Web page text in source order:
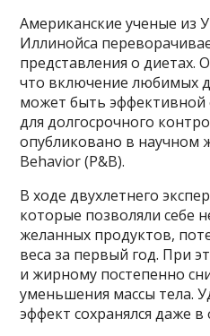
Американские ученые из
Иллинойса
представления о диетах.
что включение любимых
может быть эффективной
для долгосрочного
опубликовано в научном
Behavior (P&B).
В ходе двухлетнего
которые позволяли себе
желанных продуктов,
веса за первый год. При
и жирному постепенно
уменьшения массы тела.
эффект сохранялся даже